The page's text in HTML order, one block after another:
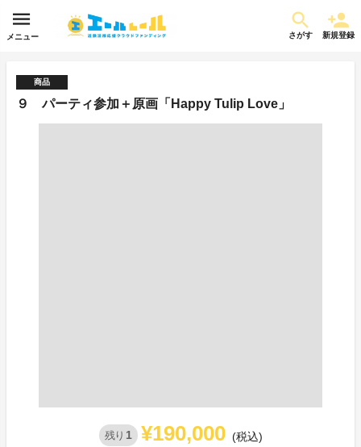
メニュー さがす 新規登録
商品
９ パーティ参加＋原画「Happy Tulip Love」
残り 1 ¥190,000 (税込)